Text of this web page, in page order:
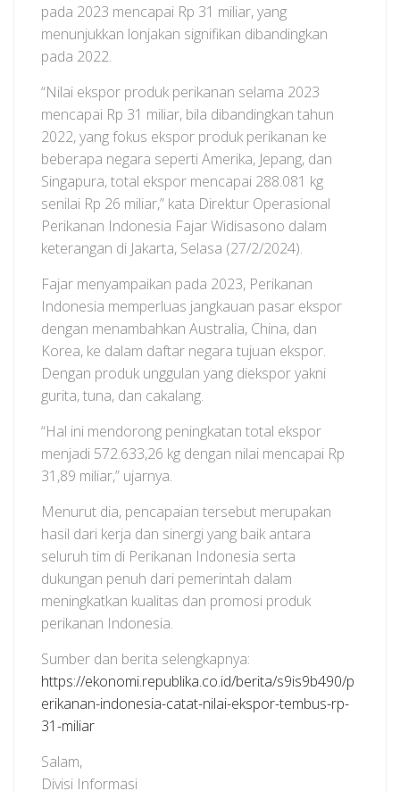
pada 2023 mencapai Rp 31 miliar, yang
menunjukkan lonjakan signifikan dibandingkan
pada 2022.
“Nilai ekspor produk perikanan selama 2023
mencapai Rp 31 miliar, bila dibandingkan tahun
2022, yang fokus ekspor produk perikanan ke
beberapa negara seperti Amerika, Jepang, dan
Singapura, total ekspor mencapai 288.081 kg
senilai Rp 26 miliar,” kata Direktur Operasional
Perikanan Indonesia Fajar Widisasono dalam
keterangan di Jakarta, Selasa (27/2/2024).
Fajar menyampaikan pada 2023, Perikanan
Indonesia memperluas jangkauan pasar ekspor
dengan menambahkan Australia, China, dan
Korea, ke dalam daftar negara tujuan ekspor.
Dengan produk unggulan yang diekspor yakni
gurita, tuna, dan cakalang.
“Hal ini mendorong peningkatan total ekspor
menjadi 572.633,26 kg dengan nilai mencapai Rp
31,89 miliar,” ujarnya.
Menurut dia, pencapaian tersebut merupakan
hasil dari kerja dan sinergi yang baik antara
seluruh tim di Perikanan Indonesia serta
dukungan penuh dari pemerintah dalam
meningkatkan kualitas dan promosi produk
perikanan Indonesia.
Sumber dan berita selengkapnya:
https://ekonomi.republika.co.id/berita/s9is9b490/p
erikanan-indonesia-catat-nilai-ekspor-tembus-rp-
31-miliar
Salam,
Divisi Informasi